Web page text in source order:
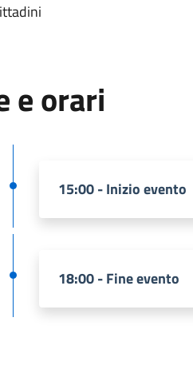
e orari
15:00 - Inizio evento
18:00 - Fine evento